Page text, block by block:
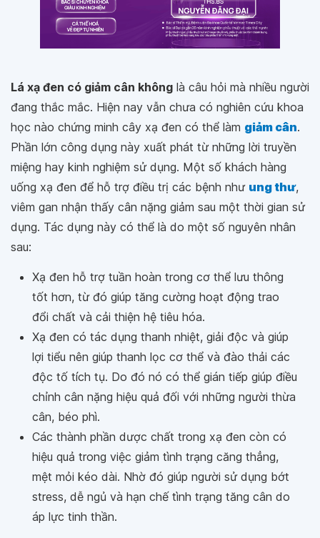
Lá xạ đen có giảm cân không là câu hỏi mà nhiều người
đang thắc mắc. Hiện nay vẫn chưa có nghiên cứu khoa
học nào chứng minh cây xạ đen có thể làm giảm cân.
Phần lớn công dụng này xuất phát từ những lời truyền
miệng hay kinh nghiệm sử dụng. Một số khách hàng
uống xạ đen để hỗ trợ điều trị các bệnh như ung thư,
viêm gan nhận thấy cân nặng giảm sau một thời gian sử
dụng. Tác dụng này có thể là do một số nguyên nhân
sau:
Xạ đen hỗ trợ tuần hoàn trong cơ thể lưu thông
tốt hơn, từ đó giúp tăng cường hoạt động trao
đổi chất và cải thiện hệ tiêu hóa.
Xạ đen có tác dụng thanh nhiệt, giải độc và giúp
lợi tiểu nên giúp thanh lọc cơ thể và đào thải các
độc tố tích tụ. Do đó nó có thể gián tiếp giúp điều
chỉnh cân nặng hiệu quả đối với những người thừa
cân, béo phì.
Các thành phần dược chất trong xạ đen còn có
hiệu quả trong việc giảm tình trạng căng thẳng,
mệt mỏi kéo dài. Nhờ đó giúp người sử dụng bớt
stress, dễ ngủ và hạn chế tình trạng tăng cân do
áp lực tinh thần.